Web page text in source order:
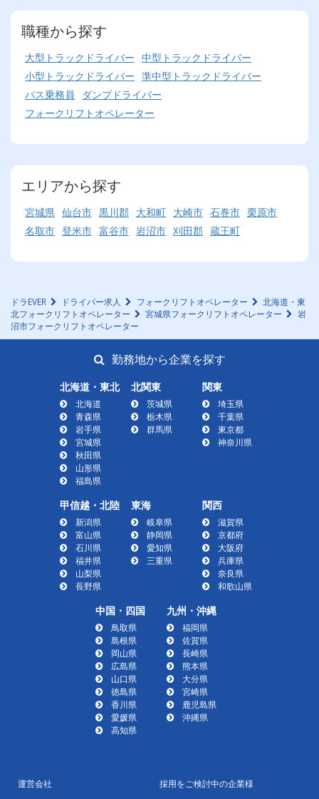
職種から探す
大型トラックドライバー 中型トラックドライバー
小型トラックドライバー 準中型トラックドライバー
バス乗務員
ダンプドライバー
フォークリフトオペレーター
エリアから探す
宮城県 仙台市 黒川郡 大和町 大崎市 石巻市 栗原市
名取市 登米市 富谷市 岩沼市 刈田郡 蔵王町
ドラEVER ドライバー求人 フォークリフトオペレーター
北海道・東
北フォークリフトオペレーター
宮城県フォークリフトオペレーター
岩
沼市フォークリフトオペレーター
勤務地から企業を探す
北海道・東北
北海道
青森県
岩手県
宮城県
秋田県
山形県
福島県
北関東
茨城県
栃木県
群馬県
関東
埼玉県
千葉県
東京都
神奈川県
甲信越・北陸
新潟県
富山県
石川県
福井県
山梨県
長野県
東海
岐阜県
静岡県
愛知県
三重県
関西
滋賀県
京都府
大阪府
兵庫県
奈良県
和歌山県
中国・四国
鳥取県
島根県
岡山県
広島県
山口県
徳島県
香川県
愛媛県
高知県
九州・沖縄
福岡県
佐賀県
長崎県
熊本県
大分県
宮崎県
鹿児島県
沖縄県
運営会社 採用をご検討中の企業様